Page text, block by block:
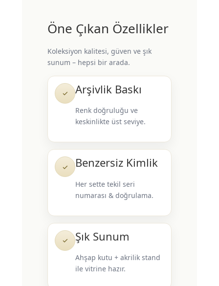
Öne Çıkan Özellikler
Koleksiyon kalitesi, güven ve şık
sunum – hepsi bir arada.
✓ Arşivlik Baskı
Renk doğruluğu ve
keskinlikte üst seviye.
✓ Benzersiz Kimlik
Her sette tekil seri
numarası & doğrulama.
✓ Şık Sunum
Ahşap kutu + akrilik stand
ile vitrine hazır.